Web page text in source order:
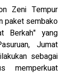
Zeni Tempur
paket sembako
Berkah" yang
Jumat
sebagai
memperkuat